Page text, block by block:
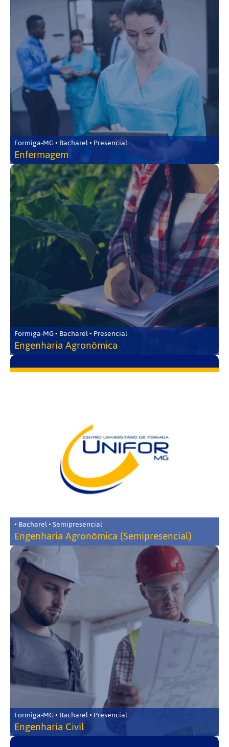
Formiga-MG • Bacharel • Presencial
Enfermagem
Formiga-MG • Bacharel • Presencial
Engenharia Agronômica
• Bacharel • Semipresencial
Engenharia Agronômica (Semipresencial)
Formiga-MG • Bacharel • Presencial
Engenharia Civil